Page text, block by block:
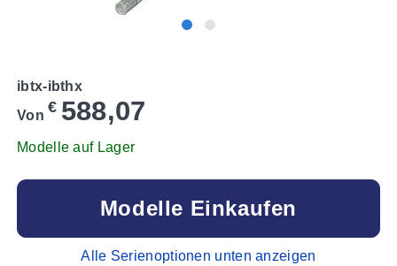
ibtx-ibthx
Von € 588,07
Modelle auf Lager
Modelle Einkaufen
Alle Serienoptionen unten anzeigen